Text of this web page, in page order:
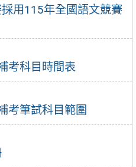
用115年全國語文競賽
考科目時間表
考筆試科目範圍